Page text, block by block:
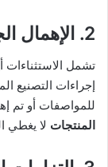
2. الإهمال الجسيم
تشمل الاستثناءات
إجراءات التصنيع
للمواصفات أو تم
المنتجات لا يغطي